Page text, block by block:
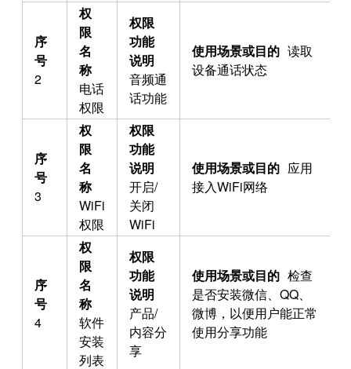
2
电话
权限
音频通
话功能
读取
设备通话状态
3
WiFi
权限
开启/
关闭
WiFi
应用
接入WiFi网络
4
软件
安装
列表
产品/
内容分
享
检查
是否安装微信、QQ、
微博，以便用户能正常
使用分享功能